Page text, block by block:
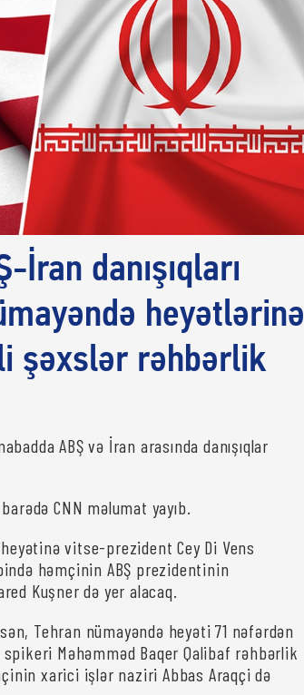
İran danışıqları
heyətlərinə
şəxslər rəhbərlik
ABŞ və İran arasında danışıqlar
CNN məlumat yayıb.
vitse-prezident Cey Di Vens
həmçinin ABŞ prezidentinin
Kuşner də yer alacaq.
Tehran nümayəndə heyəti 71 nəfərdən
Məhəmməd Baqer Qalibaf rəhbərlik
xarici işlər naziri Abbas Araqçi də